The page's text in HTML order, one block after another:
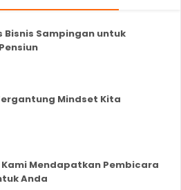
Bisnis Sampingan untuk
Mindset Kita
Mendapatkan Pembicara
Anda